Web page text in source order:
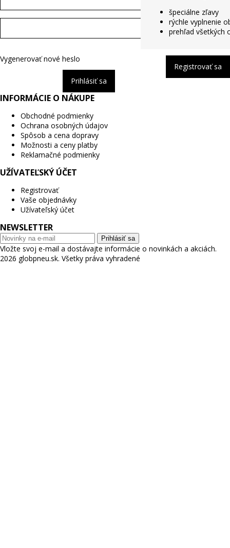
Vygenerovať nové heslo
Prihlásiť sa
špeciálne zľavy
rýchle vyplnenie
prehľad všetkých
Registrovať sa
INFORMÁCIE O NÁKUPE
Obchodné podmienky
Ochrana osobných údajov
Spôsob a cena dopravy
Možnosti a ceny platby
Reklamačné podmienky
UŽÍVATEĽSKÝ ÚČET
Registrovať
Vaše objednávky
Užívateľský účet
NEWSLETTER
Prihlásiť sa
Vložte svoj e-mail a dostávajte informácie o novinkách a akciách.
2026 globpneu.sk. Všetky práva vyhradené